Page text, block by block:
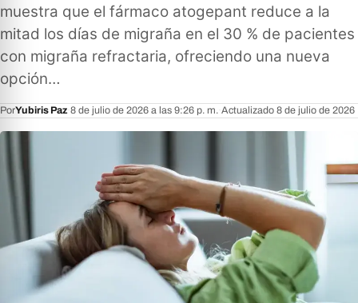
muestra que el fármaco atogepant reduce a la
mitad los días de migraña en el 30 % de pacientes
con migraña refractaria, ofreciendo una nueva
opción…
PorYubiris Paz· 8 de julio de 2026 a las 9:26 p. m. Actualizado 8 de julio de 2026